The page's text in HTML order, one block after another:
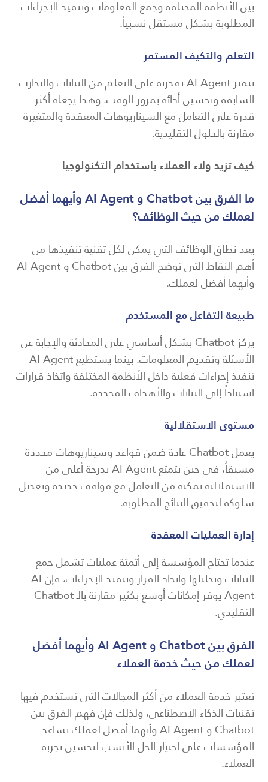
بين الأنظمة المختلفة وجمع المعلومات وتنفيذ الإجراءات
المطلوبة بشكل مستقل نسبياً.
التعلم والتكيف المستمر
يتميز AI Agent بقدرته على التعلم من البيانات والتجارب
السابقة وتحسين أدائه بمرور الوقت. وهذا يجعله أكثر
قدرة على التعامل مع السيناريوهات المعقدة والمتغيرة
مقارنة بالحلول التقليدية.
كيف تزيد ولاء العملاء باستخدام التكنولوجيا
ما الفرق بين Chatbot و AI Agent وأيهما أفضل
لعملك من حيث الوظائف؟
يعد نطاق الوظائف التي يمكن لكل تقنية تنفيذها من
أهم النقاط التي توضح الفرق بين Chatbot و AI Agent
وأيهما أفضل لعملك.
طبيعة التفاعل مع المستخدم
يركز Chatbot بشكل أساسي على المحادثة والإجابة عن
الأسئلة وتقديم المعلومات. بينما يستطيع AI Agent
تنفيذ إجراءات فعلية داخل الأنظمة المختلفة واتخاذ قرارات
استناداً إلى البيانات والأهداف المحددة.
مستوى الاستقلالية
يعمل Chatbot عادة ضمن قواعد وسيناريوهات محددة
مسبقاً، في حين يتمتع AI Agent بدرجة أعلى من
الاستقلالية تمكنه من التعامل مع مواقف جديدة وتعديل
سلوكه لتحقيق النتائج المطلوبة.
إدارة العمليات المعقدة
عندما تحتاج المؤسسة إلى أتمتة عمليات تشمل جمع
البيانات وتحليلها واتخاذ القرار وتنفيذ الإجراءات، فإن AI
Agent يوفر إمكانات أوسع بكثير مقارنة بالـ Chatbot
التقليدي.
الفرق بين Chatbot و AI Agent وأيهما أفضل
لعملك من حيث خدمة العملاء
تعتبر خدمة العملاء من أكثر المجالات التي تستخدم فيها
تقنيات الذكاء الاصطناعي، ولذلك فإن فهم الفرق بين
Chatbot و AI Agent وأيهما أفضل لعملك يساعد
المؤسسات على اختيار الحل الأنسب لتحسين تجربة
العملاء.